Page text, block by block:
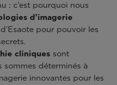
: c’est pourquoi nous
d’imagerie
d’Esaote pour pouvoir les
cliniques sont
sommes déterminés à
innovantes pour les